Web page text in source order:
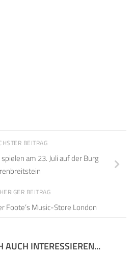
BEITRAG
am 23. Juli auf der Burg
BEITRAG
Foote’s Music-Store London
AUCH INTERESSIEREN...